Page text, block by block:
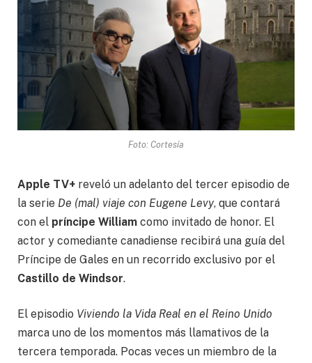
Foto: Cortesía
Apple TV+ reveló un adelanto del tercer episodio de
la serie De (mal) viaje con Eugene Levy, que contará
con el príncipe William como invitado de honor. El
actor y comediante canadiense recibirá una guía del
Príncipe de Gales en un recorrido exclusivo por el
Castillo de Windsor.
El episodio Viviendo la Vida Real en el Reino Unido
marca uno de los momentos más llamativos de la
tercera temporada. Pocas veces un miembro de la